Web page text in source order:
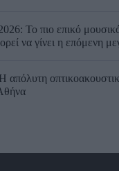
Το πιο επικό μουσικό
να γίνει η επόμενη